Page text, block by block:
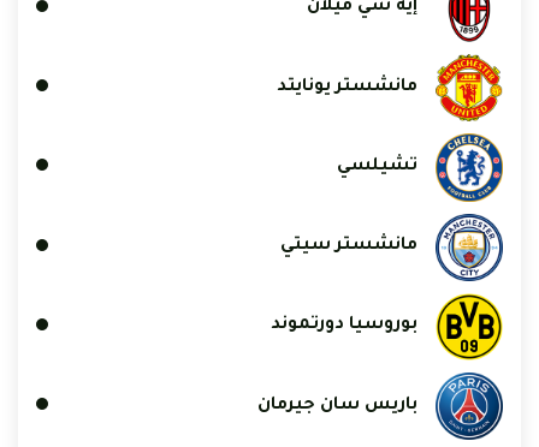
إيه سي ميلان
مانشستر يونايتد
تشيلسي
مانشستر سيتي
بوروسيا دورتموند
باريس سان جيرمان